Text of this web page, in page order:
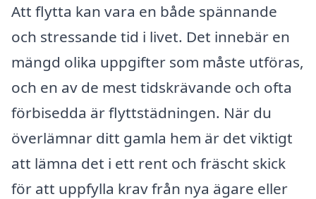
Att flytta kan vara en både spännande
och stressande tid i livet. Det innebär en
mängd olika uppgifter som måste utföras,
och en av de mest tidskrävande och ofta
förbisedda är flyttstädningen. När du
överlämnar ditt gamla hem är det viktigt
att lämna det i ett rent och fräscht skick
för att uppfylla krav från nya ägare eller